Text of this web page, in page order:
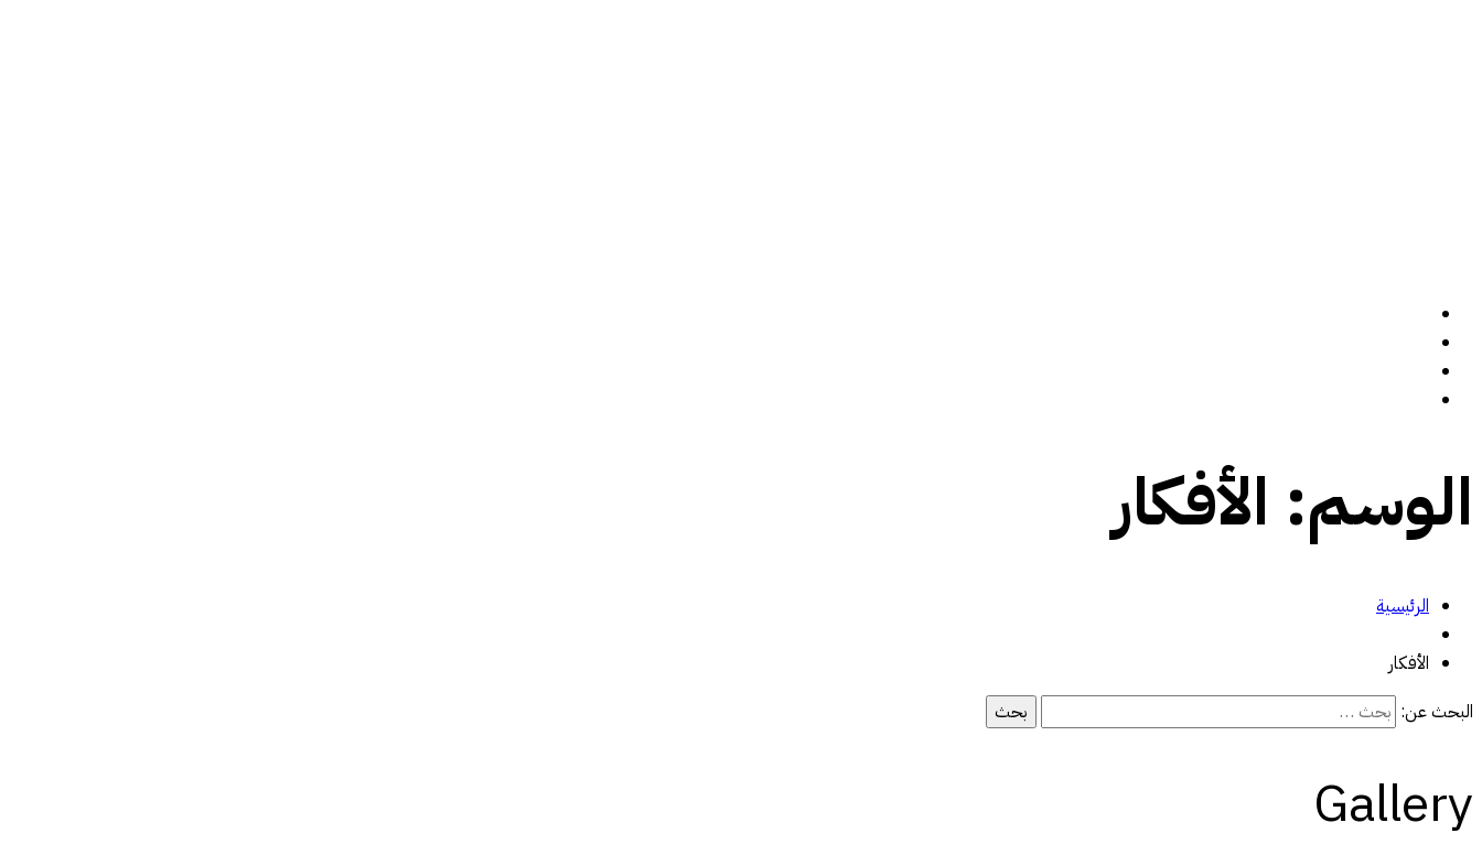
الوسم: الأفكار
الرئيسية
الأفكار
البحث عن:
Gallery